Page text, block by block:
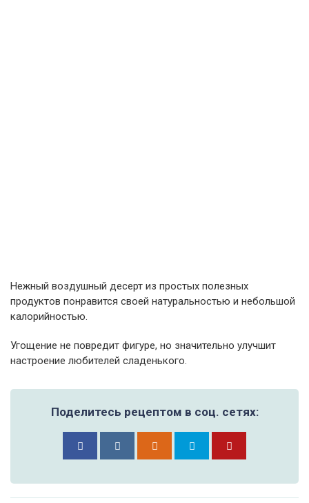
Нежный воздушный десерт из простых полезных
продуктов понравится своей натуральностью и небольшой
калорийностью.
Угощение не повредит фигуре, но значительно улучшит
настроение любителей сладенького.
Поделитесь рецептом в соц. сетях: